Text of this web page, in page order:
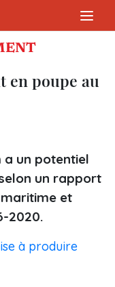
en poupe au
un potentiel
un rapport
et
2020.
à produire